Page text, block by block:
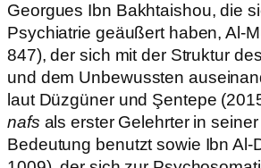
Georgues Ibn Bakhtaishou, die
Psychiatrie geäußert haben, Al-
847), der sich mit der Struktur
und dem Unbewussten
laut Düzgüner und Şentepe
nafs als erster Gelehrter in
Bedeutung benutzt sowie Ibn Al-